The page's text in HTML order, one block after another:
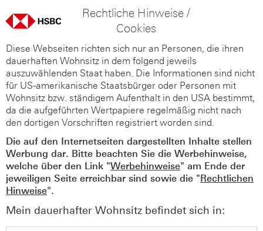
Rechtliche Hinweise /
Cookies
Diese Webseiten richten sich nur an Personen, die ihren
dauerhaften Wohnsitz in dem folgend jeweils
auszuwählenden Staat haben. Die Informationen sind nicht
für US-amerikanische Staatsbürger oder Personen mit
Wohnsitz bzw. ständigem Aufenthalt in den USA bestimmt,
da die aufgeführten Wertpapiere regelmäßig nicht nach
den dortigen Vorschriften registriert worden sind.
Die auf den Internetseiten dargestellten Inhalte stellen
Werbung dar. Bitte beachten Sie die Werbehinweise,
welche über den Link "Werbehinweise" am Ende der
jeweiligen Seite erreichbar sind sowie die "Rechtlichen
Hinweise".
Mein dauerhafter Wohnsitz befindet sich in: